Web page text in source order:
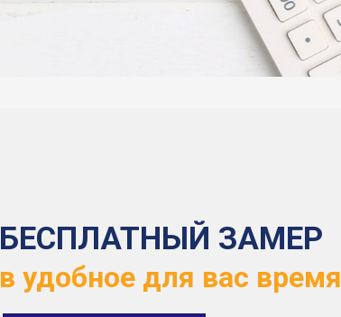
БЕСПЛАТНЫЙ ЗАМЕР
в удобное для вас время